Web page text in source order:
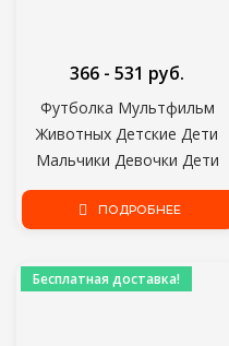
Футболка Мультфильм
Животных Детские Дети
Мальчики Девочки Дети
Хлопок Короткие Рукава
Летняя Одежда Лев
Красный Автомобиль Малыш
366 - 531 руб.
ПОДРОБНЕЕ
Бесплатная доставка!